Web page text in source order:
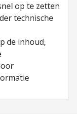
op te zetten
technische
de inhoud,